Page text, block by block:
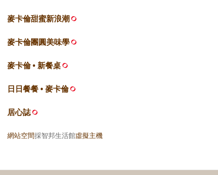
麥卡倫甜蜜新浪潮
麥卡倫團圓美味學
麥卡倫 • 新餐桌
日日餐餐 • 麥卡倫
居心誌
網站空間採智邦生活館虛擬主機